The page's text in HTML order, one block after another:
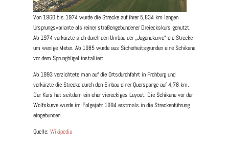
Von 1960 bis 1974 wurde die Strecke auf ihrer 5,834 km langen
Ursprungsvariante als reiner straßengebundener Dreieckskurs genutzt.
Ab 1974 verkürzte sich durch den Umbau der „Jugendkurve“ die Strecke
um wenige Meter. Ab 1985 wurde aus Sicherheitsgründen eine Schikane
vor dem Sprunghügel installiert.
Ab 1993 verzichtete man auf die Ortsdurchfahrt in Frohburg und
verkürzte die Strecke durch den Einbau einer Querspange auf 4,78 km.
Der Kurs hat seitdem ein eher viereckiges Layout. Die Schikane vor der
Wolfskurve wurde im Folgejahr 1994 erstmals in die Streckenführung
eingebunden.
Quelle: Wikipedia